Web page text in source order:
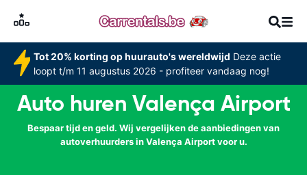
Tot 20% korting op huurauto's wereldwijd Deze actie
loopt t/m 11 augustus 2026 - profiteer vandaag nog!
Auto huren Valença Airport
Bespaar tijd en geld. Wij vergelijken de aanbiedingen van
autoverhuurders in Valença Airport voor u.